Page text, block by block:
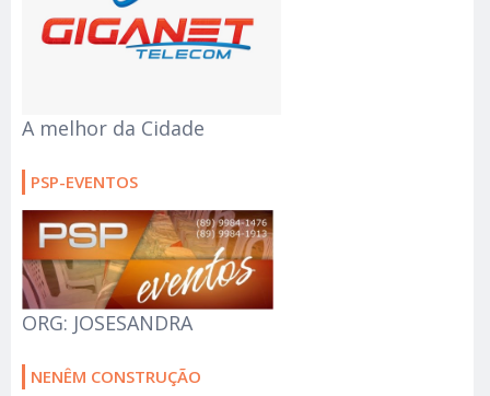
A melhor da Cidade
PSP-EVENTOS
ORG: JOSESANDRA
NENÊM CONSTRUÇÃO